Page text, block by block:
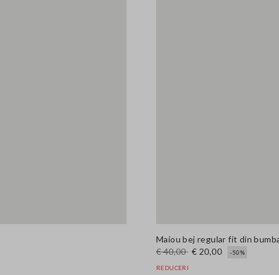
Maiou bej regular fit din
€ 40,00 € 20,00 -50%
REDUCERI